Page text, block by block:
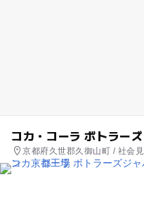
コカ・コーラ ボトラー
京都府久世郡久御山町 / 社会